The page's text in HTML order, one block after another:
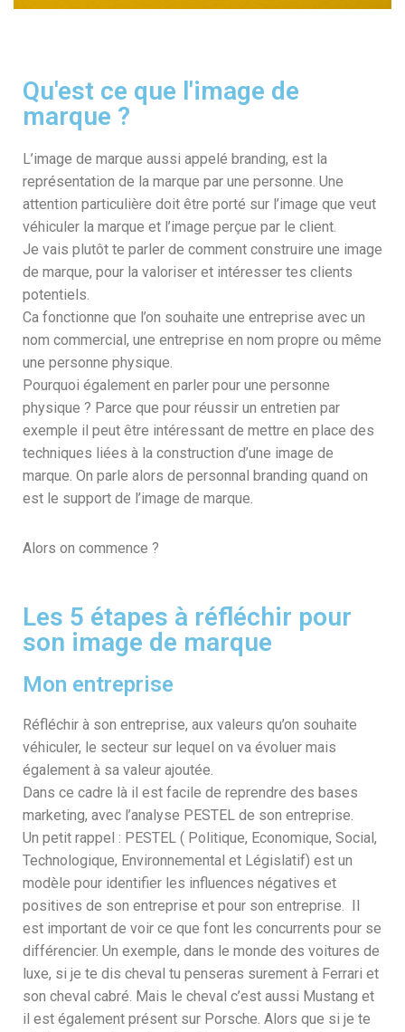
Qu'est ce que l'image de
marque ?
L’image de marque aussi appelé branding, est la
représentation de la marque par une personne. Une
attention particulière doit être porté sur l’image que veut
véhiculer la marque et l’image perçue par le client.
Je vais plutôt te parler de comment construire une image
de marque, pour la valoriser et intéresser tes clients
potentiels.
Ca fonctionne que l’on souhaite une entreprise avec un
nom commercial, une entreprise en nom propre ou même
une personne physique.
Pourquoi également en parler pour une personne
physique ? Parce que pour réussir un entretien par
exemple il peut être intéressant de mettre en place des
techniques liées à la construction d’une image de
marque. On parle alors de personnal branding quand on
est le support de l’image de marque.
Alors on commence ?
Les 5 étapes à réfléchir pour
son image de marque
Mon entreprise
Réfléchir à son entreprise, aux valeurs qu’on souhaite
véhiculer, le secteur sur lequel on va évoluer mais
également à sa valeur ajoutée.
Dans ce cadre là il est facile de reprendre des bases
marketing, avec l’analyse PESTEL de son entreprise.
Un petit rappel : PESTEL ( Politique, Economique, Social,
Technologique, Environnemental et Législatif) est un
modèle pour identifier les influences négatives et
positives de son entreprise et pour son entreprise. Il
est important de voir ce que font les concurrents pour se
différencier. Un exemple, dans le monde des voitures de
luxe, si je te dis cheval tu penseras surement à Ferrari et
son cheval cabré. Mais le cheval c’est aussi Mustang et
il est également présent sur Porsche. Alors que si je te